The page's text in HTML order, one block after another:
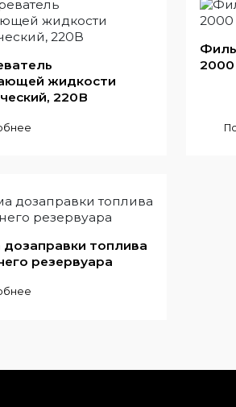
жидкости
220В
2000
дозаправки топлива
резервуара